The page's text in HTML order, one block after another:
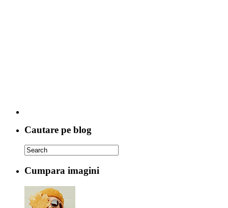
Cautare pe blog
Cumpara imagini